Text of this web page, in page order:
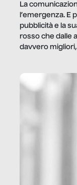
La
l’emergenza. E
pubblicità e la
rosso che dalle
davvero